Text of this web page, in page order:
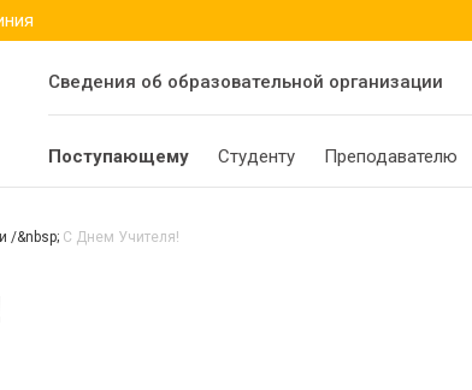
Сведения об образовательной организации
Поступающему Студенту Преподавателю
С Днем Учителя!